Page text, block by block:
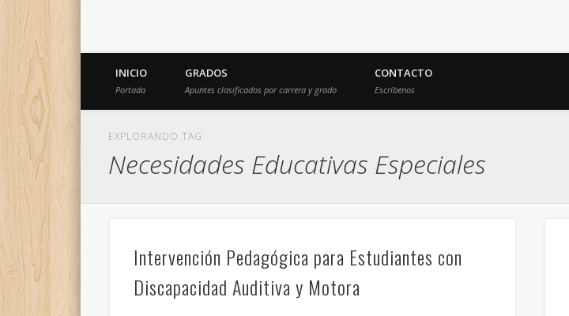
INICIO
Portada
GRADOS
Apuntes clasificados por carrera y grado
CONTACTO
Escríbenos
EXPLORANDO TAG
Necesidades Educativas Especiales
Intervención Pedagógica para Estudiantes con
Discapacidad Auditiva y Motora